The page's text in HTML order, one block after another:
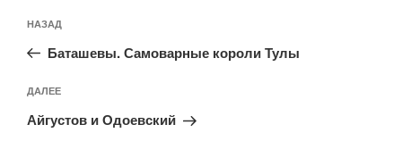
по
записям
Предыдущая
запись:
НАЗАД
Баташевы. Самоварные короли Тулы
Следующая
запись
ДАЛЕЕ
Айгустов и Одоевский